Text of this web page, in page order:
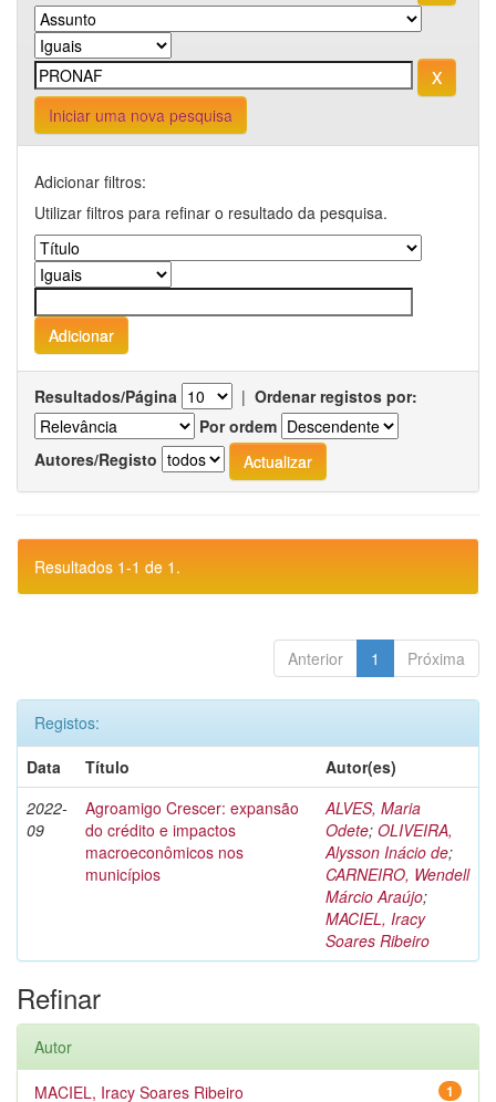
Iniciar uma nova pesquisa
Adicionar filtros:
Utilizar filtros para refinar o resultado da pesquisa.
Resultados/Página | Ordenar registos por:
Por ordem
Autores/Registo
Resultados 1-1 de 1.
Anterior 1 Próxima
Registos:
Data
Título
Autor(es)
2022-
09
Agroamigo Crescer: expansão
do crédito e impactos
macroeconômicos nos
municípios
ALVES, Maria
Odete; OLIVEIRA,
Alysson Inácio de;
CARNEIRO, Wendell
Márcio Araújo;
MACIEL, Iracy
Soares Ribeiro
Refinar
Autor
1
MACIEL, Iracy Soares Ribeiro